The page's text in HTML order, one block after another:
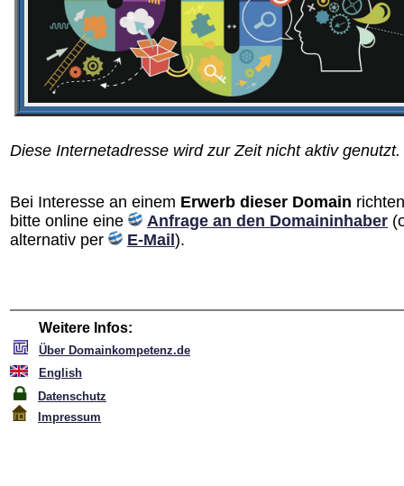
Diese Internetadresse wird zur Zeit nicht aktiv genutzt.
Bei Interesse an einem Erwerb dieser Domain
bitte online eine
Anfrage an den Domain­inhaber
alternativ per
E-Mail ).
Weitere Infos:
Über Domainkompetenz.de
English
Datenschutz
Impressum